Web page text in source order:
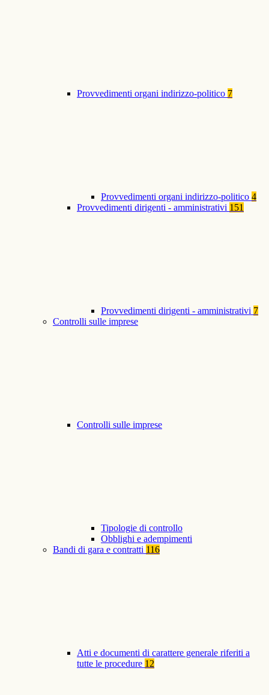
Provvedimenti organi indirizzo-politico 7
Provvedimenti organi indirizzo-politico 4
Provvedimenti dirigenti - amministrativi 151
Provvedimenti dirigenti - amministrativi 7
Controlli sulle imprese
Controlli sulle imprese
Tipologie di controllo
Obblighi e adempimenti
Bandi di gara e contratti 116
Atti e documenti di carattere generale riferiti a
tutte le procedure 12